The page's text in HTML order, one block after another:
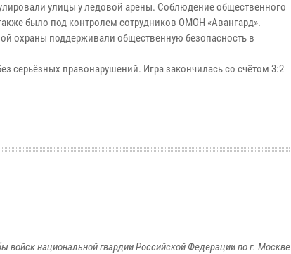
улицы у ледовой арены. Соблюдение общественного
было под контролем сотрудников ОМОН «Авангард».
охраны поддерживали общественную безопасность в
серьёзных правонарушений. Игра закончилась со счётом 3:2
войск национальной гвардии Российской Федерации по г. Москве